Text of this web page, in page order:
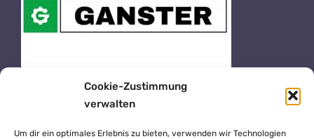
Cookie-Zustimmung
verwalten
Um dir ein optimales Erlebnis zu bieten, verwenden wir Technologien